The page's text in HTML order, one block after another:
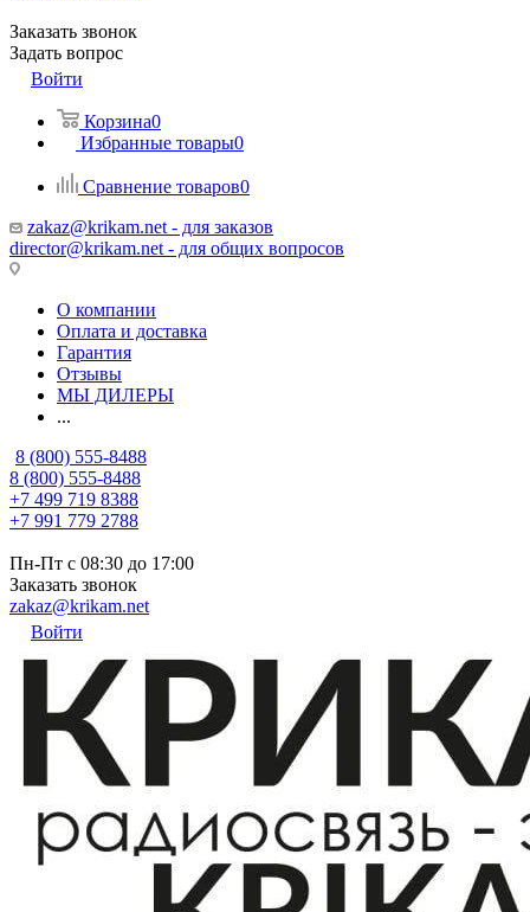
Заказать звонок
Задать вопрос
Войти
Корзина0
Избранные товары0
Сравнение товаров0
zakaz@krikam.net - для заказов
director@krikam.net - для общих вопросов
О компании
Оплата и доставка
Гарантия
Отзывы
МЫ ДИЛЕРЫ
...
8 (800) 555-8488
8 (800) 555-8488
+7 499 719 8388
+7 991 779 2788
Пн-Пт с 08:30 до 17:00
Заказать звонок
zakaz@krikam.net
Войти